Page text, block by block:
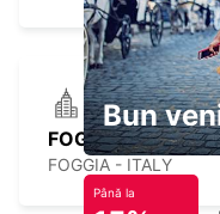
FOGGIA
FOGGIA - ITALY
Bun
Până la